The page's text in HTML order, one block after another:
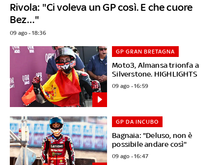
Rivola: "Ci voleva un GP così. E che cuore
Bez…"
09 ago - 18:36
Moto3, Almansa trionfa a
Silverstone. HIGHLIGHTS
GP GRAN BRETAGNA
09 ago - 16:59
Bagnaia: "Deluso, non è
possibile andare così"
GP DA INCUBO
09 ago - 16:47